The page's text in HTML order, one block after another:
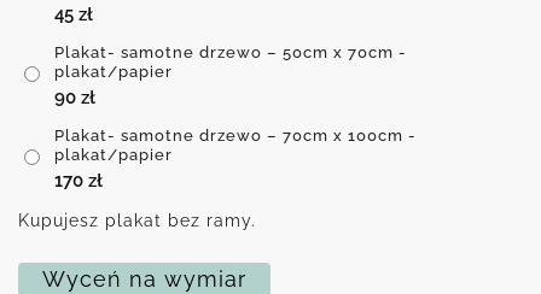
45 zł
Plakat- samotne drzewo – 50cm x 70cm -
plakat/papier
90 zł
Plakat- samotne drzewo – 70cm x 100cm -
plakat/papier
170 zł
Kupujesz plakat bez ramy.
Wyceń na wymiar